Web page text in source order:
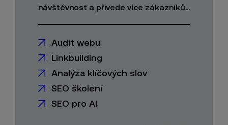
návštěvnost a přivede více zákazníků...
Audit webu
Linkbuilding
Analýza klíčových slov
SEO školení
SEO pro AI